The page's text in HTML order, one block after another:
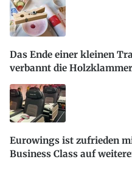
Das Ende einer kleinen
verbannt die Holzklammer
Eurowings ist zufrieden
Business Class auf